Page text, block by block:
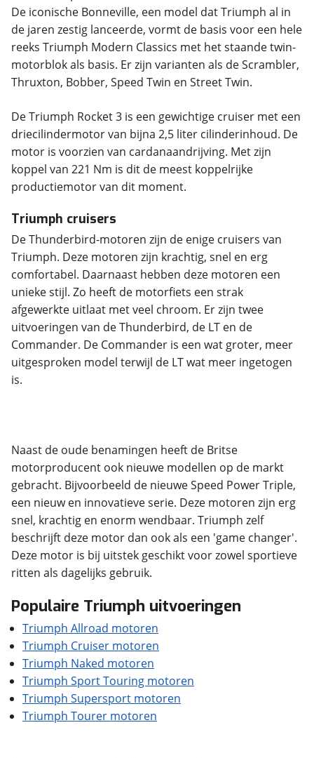
De iconische Bonneville, een model dat Triumph al in
de jaren zestig lanceerde, vormt de basis voor een hele
reeks Triumph Modern Classics met het staande twin-
motorblok als basis. Er zijn varianten als de Scrambler,
De Triumph Rocket 3 is een gewichtige cruiser met een
driecilindermotor van bijna 2,5 liter cilinderinhoud. De
motor is voorzien van cardanaandrijving. Met zijn
koppel van 221 Nm is dit de meest koppelrijke
productiemotor van dit moment.
Triumph cruisers
De Thunderbird-motoren zijn de enige cruisers van
Triumph. Deze motoren zijn krachtig, snel en erg
comfortabel. Daarnaast hebben deze motoren een
unieke stijl. Zo heeft de motorfiets een strak
afgewerkte uitlaat met veel chroom. Er zijn twee
uitvoeringen van de Thunderbird, de LT en de
Commander. De Commander is een wat groter, meer
uitgesproken model terwijl de LT wat meer ingetogen
is.
Naast de oude benamingen heeft de Britse
motorproducent ook nieuwe modellen op de markt
gebracht. Bijvoorbeeld de nieuwe Speed Power Triple,
een nieuw en innovatieve serie. Deze motoren zijn erg
snel, krachtig en enorm wendbaar. Triumph zelf
beschrijft deze motor dan ook als een 'game changer'.
Deze motor is bij uitstek geschikt voor zowel sportieve
Populaire Triumph uitvoeringen
Triumph Allroad motoren
Triumph Cruiser motoren
Triumph Naked motoren
Triumph Sport Touring motoren
Triumph Supersport motoren
Triumph Tourer motoren